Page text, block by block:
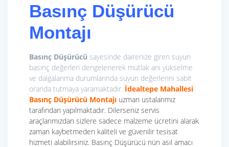
Basınç Düşürücü
Montajı
Basınç Düşürücü sayesinde dairenize giren suyun
basınç değerleri dengelenerek mutlak ani yükselme
ve dalgalanma durumlarında suyun değerlerini sabit
oranda tutmaya yaramaktadır. İdealtepe Mahallesi
Basınç Düşürücü Montajı uzman ustalarımız
tarafından yapılmaktadır. Dilerseniz servis
araçlarımızdan sizlere sadece malzeme ücretini alarak
zaman kaybetmeden kaliteli ve güvenilir tesisat
hizmeti alabilirsiniz. Basınç Düşürücü nün asıl amacı